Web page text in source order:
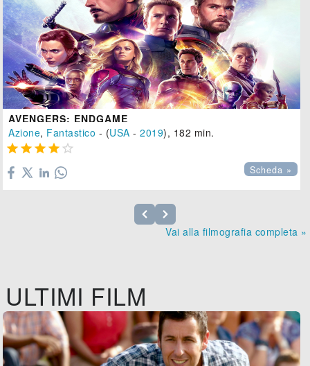
AVENGERS: ENDGAME
Azione, Fantastico - (USA -2019), 182 min.
    
Scheda »
Vai alla filmografia completa »
ULTIMI FILM